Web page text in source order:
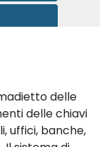
delle
delle chiavi
uffici, banche,